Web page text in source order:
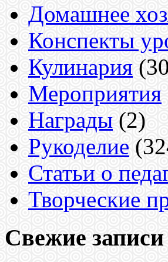
Домашнее
Конспекты
Кулинария
Мероприятия
Награды (2)
Рукоделие
Статьи о
Творческие
Свежие записи